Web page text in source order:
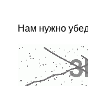
Нам нужно